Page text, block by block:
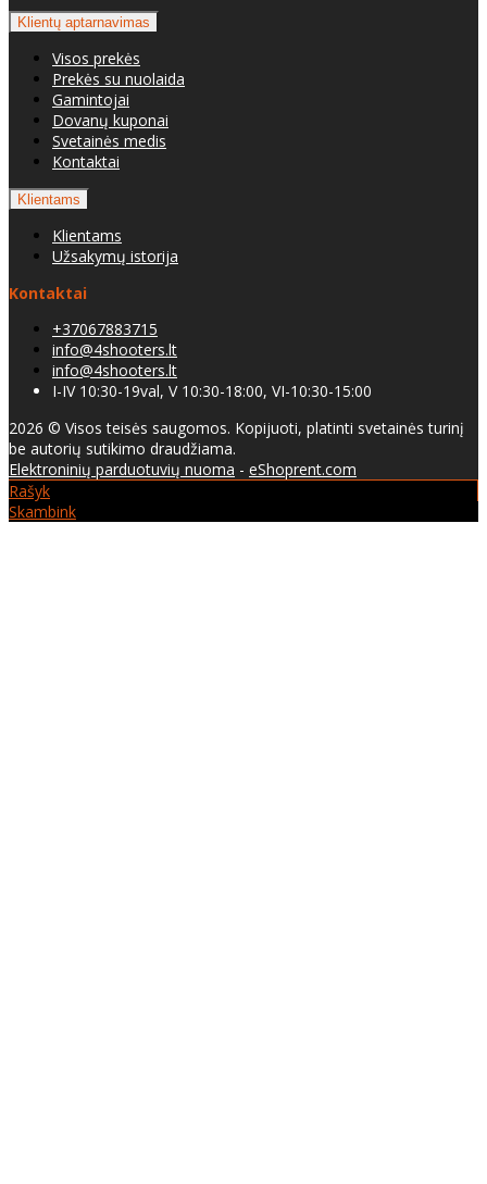
Klientų aptarnavimas
Visos prekės
Prekės su nuolaida
Gamintojai
Dovanų kuponai
Svetainės medis
Kontaktai
Klientams
Klientams
Užsakymų istorija
Kontaktai
+37067883715
info@4shooters.lt
info@4shooters.lt
I-IV 10:30-19val, V 10:30-18:00, VI-10:30-15:00
2026 © Visos teisės saugomos. Kopijuoti, platinti svetainės turinį
be autorių sutikimo draudžiama.
Elektroninių parduotuvių nuoma - eShoprent.com
Rašyk
Skambink